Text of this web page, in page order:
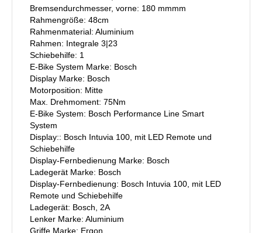
Bremsendurchmesser, vorne: 180 mmmm
Rahmengröße: 48cm
Rahmenmaterial: Aluminium
Rahmen: Integrale 3|23
Schiebehilfe: 1
E-Bike System Marke: Bosch
Display Marke: Bosch
Motorposition: Mitte
Max. Drehmoment: 75Nm
E-Bike System: Bosch Performance Line Smart
System
Display:: Bosch Intuvia 100, mit LED Remote und
Schiebehilfe
Display-Fernbedienung Marke: Bosch
Ladegerät Marke: Bosch
Display-Fernbedienung: Bosch Intuvia 100, mit LED
Remote und Schiebehilfe
Ladegerät: Bosch, 2A
Lenker Marke: Aluminium
Griffe Marke: Ergon